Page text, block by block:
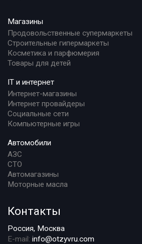
Магазины
Продовольственные супермаркеты
Строительные гипермаркеты
Косметика и парфюмерия
Товары для детей
IT и интернет
Интернет-магазины
Интернет провайдеры
Социальные сети
Компьютерные игры
Автомобили
АЗС
СТО
Автомагазины
Моторные масла
Контакты
Россия, Москва
E-mail: info@otzyvru.com